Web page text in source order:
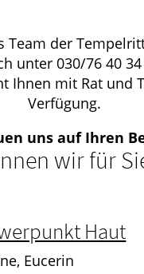
Team der
unter 030/76 40
Ihnen mit Rat und
Verfügung.
uns auf Ihren
wir für
Haut
Eucerin